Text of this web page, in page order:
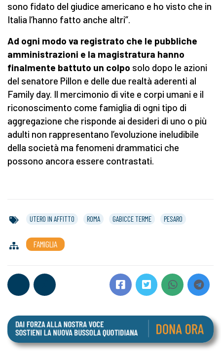
sono fidato del giudice americano e ho visto che in
Italia l’hanno fatto anche altri”.
Ad ogni modo va registrato che le pubbliche
amministrazioni e la magistratura hanno
finalmente battuto un colpo solo dopo le azioni
del senatore Pillon e delle due realtà aderenti al
Family day. Il mercimonio di vite e corpi umani e il
riconoscimento come famiglia di ogni tipo di
aggregazione che risponde ai desideri di uno o più
adulti non rappresentano l’evoluzione ineludibile
della società ma fenomeni drammatici che
possono ancora essere contrastati.
UTERO IN AFFITTO ROMA GABICCE TERME PESARO
FAMIGLIA